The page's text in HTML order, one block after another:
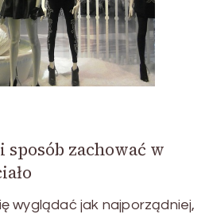
zachować w
wyglądać jak najporządniej,